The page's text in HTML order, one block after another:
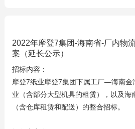
2022年摩登7集团-海南省-厂内物
案（延长公示）
招标内容：
摩登7纸业摩登7集团下属工厂—海南金
业（含部分大型机具的租赁），以及海
（含仓库租赁和配送）的整合招标。